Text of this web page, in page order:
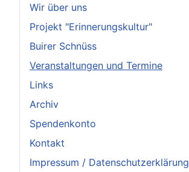
Wir über uns
Projekt "Erinnerungskultur"
Buirer Schnüss
Veranstaltungen und Termine
Links
Archiv
Spendenkonto
Kontakt
Impressum / Datenschutzerklärung